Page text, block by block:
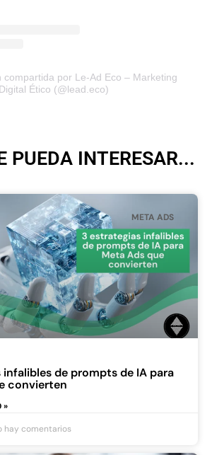
compartida por Le-Ad Eco – Marketing
Digital Ético (@lead.eco)
PUEDA INTERESAR...
META ADS
de prompts de IA para
convierten
»
hay comentarios